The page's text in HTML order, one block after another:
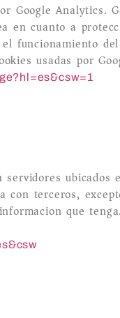
Google Analytics.
en cuanto a
funcionamiento
usadas por
ubicados
con terceros,
que